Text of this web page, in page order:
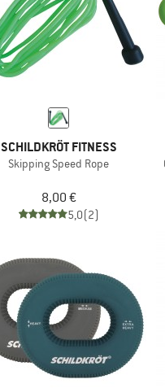
SCHILDKRÖT FITNESS
Skipping Speed Rope
8,00 €
5,0(2)